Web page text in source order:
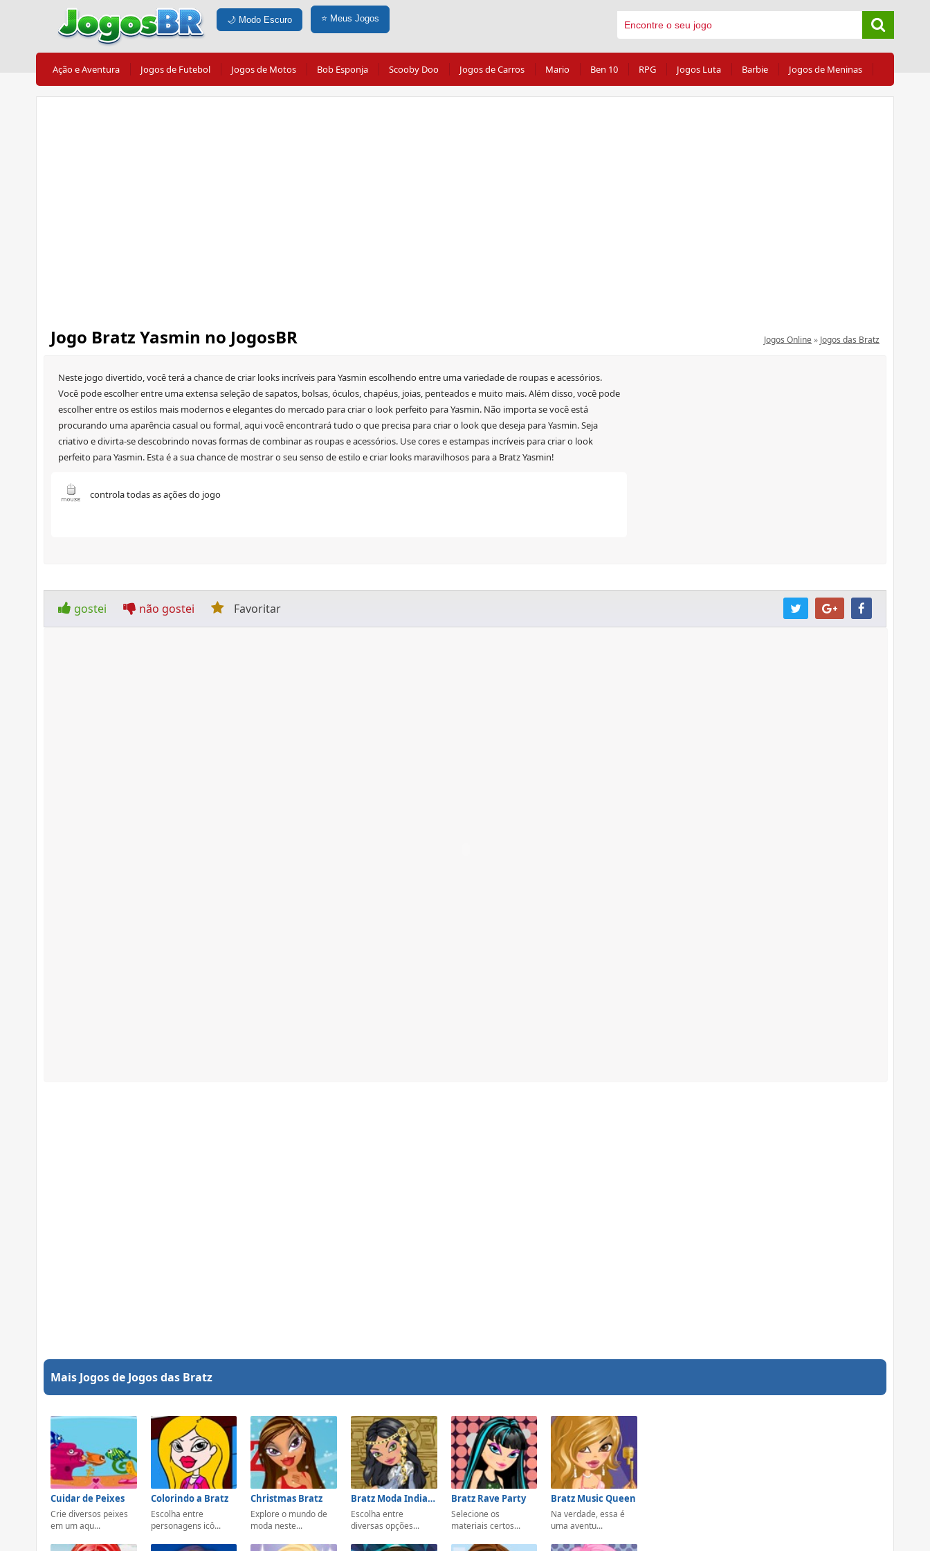
🌙 Modo Escuro ⭐ Meus Jogos
Ação e Aventura Jogos de Futebol Jogos de Motos Bob Esponja Scooby Doo Jogos de Carros Mario Ben 10 RPG Jogos Luta Barbie Jogos de Meninas
Jogo Bratz Yasmin no JogosBR Jogos Online» Jogos das Bratz
Neste jogo divertido, você terá a chance de criar looks incríveis para Yasmin escolhendo entre uma variedade de roupas e acessórios.
Você pode escolher entre uma extensa seleção de sapatos, bolsas, óculos, chapéus, joias, penteados e muito mais. Além disso, você pode
escolher entre os estilos mais modernos e elegantes do mercado para criar o look perfeito para Yasmin. Não importa se você está
procurando uma aparência casual ou formal, aqui você encontrará tudo o que precisa para criar o look que deseja para Yasmin. Seja
criativo e divirta-se descobrindo novas formas de combinar as roupas e acessórios. Use cores e estampas incríveis para criar o look
perfeito para Yasmin. Esta é a sua chance de mostrar o seu senso de estilo e criar looks maravilhosos para a Bratz Yasmin!
controla todas as ações do jogo
gostei não gostei Favoritar
Mais Jogos de Jogos das Bratz
Cuidar de Peixes
Crie diversos peixes
em um aqu...
Colorindo a Bratz
Escolha entre
personagens icô...
Christmas Bratz
Explore o mundo de
moda neste...
Bratz Moda Indiana
Escolha entre
diversas opções...
Bratz Rave Party
Selecione os
materiais certos...
Bratz Music Queen
Na verdade, essa é
uma aventu...